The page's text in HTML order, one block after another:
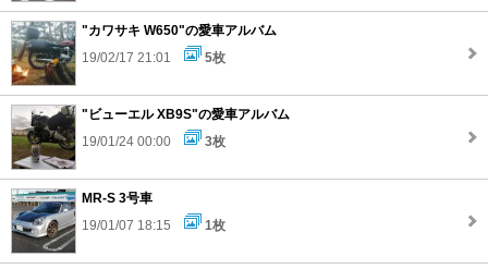
"カワサキ W650"の愛車アルバム
19/02/17 21:01
5枚
"ビューエル XB9S"の愛車アルバム
19/01/24 00:00
3枚
MR-S 3号車
19/01/07 18:15
1枚